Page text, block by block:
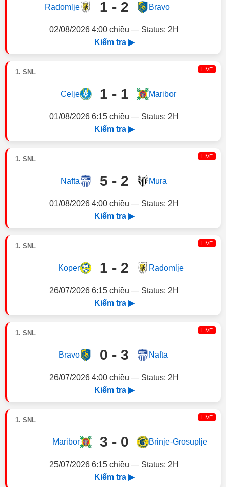
Radomlje 1 - 2 Bravo
02/08/2026 4:00 chiều — Status: 2H
Kiểm tra ▶
1. SNL LIVE
Celje 1 - 1 Maribor
01/08/2026 6:15 chiều — Status: 2H
Kiểm tra ▶
1. SNL LIVE
Nafta 5 - 2 Mura
01/08/2026 4:00 chiều — Status: 2H
Kiểm tra ▶
1. SNL LIVE
Koper 1 - 2 Radomlje
26/07/2026 6:15 chiều — Status: 2H
Kiểm tra ▶
1. SNL LIVE
Bravo 0 - 3 Nafta
26/07/2026 4:00 chiều — Status: 2H
Kiểm tra ▶
1. SNL LIVE
Maribor 3 - 0 Brinje-Grosuplje
25/07/2026 6:15 chiều — Status: 2H
Kiểm tra ▶